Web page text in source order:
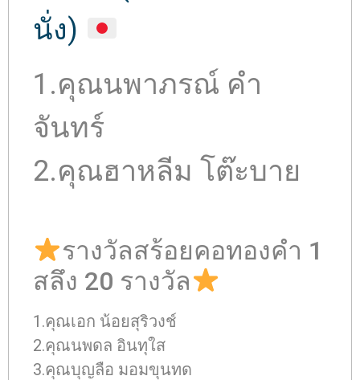
นั่ง)
1.คุณนพาภรณ์ คำ
จันทร์
2.คุณฮาหลีม โต๊ะบาย
รางวัลสร้อยคอทองคำ 1
สลึง 20 รางวัล
1.คุณเอก น้อยสุริวงช์
2.คุณนพดล อินทุใส
3.คุณบุญลือ มอมขุนทด